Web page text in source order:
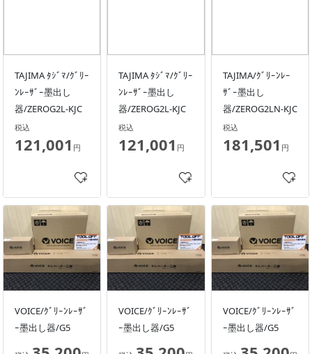
TAJIMA ﾀｼﾞﾏ/ｸﾞﾘｰ
ﾝﾚｰｻﾞｰ墨出し
器/ZEROG2L-KJC
税込
121,001 円
TAJIMA ﾀｼﾞﾏ/ｸﾞﾘｰ
ﾝﾚｰｻﾞｰ墨出し
器/ZEROG2L-KJC
税込
121,001 円
TAJIMA/ｸﾞﾘｰﾝﾚｰ
ｻﾞｰ墨出し
器/ZEROG2LN-KJC
税込
181,501 円
VOICE/ｸﾞﾘｰﾝﾚｰｻﾞ
ｰ墨出し器/G5
VOICE/ｸﾞﾘｰﾝﾚｰｻﾞ
ｰ墨出し器/G5
VOICE/ｸﾞﾘｰﾝﾚｰｻﾞ
ｰ墨出し器/G5